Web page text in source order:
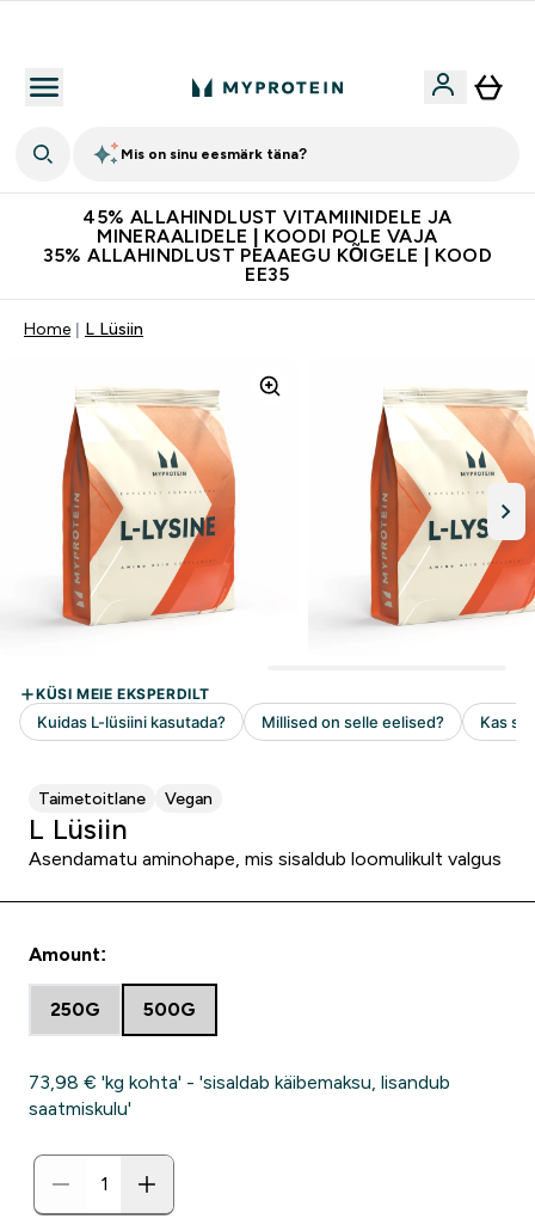
Mis on sinu eesmärk täna?
45% ALLAHINDLUST VITAMIINIDELE JA
MINERAALIDELE | KOODI POLE VAJA
35% ALLAHINDLUST PEAAEGU KÕIGELE | KOOD
EE35
Home L Lüsiin
Taimetoitlane Vegan
L Lüsiin
Asendamatu aminohape, mis sisaldub loomulikult valgus
Amount:
250G 500G
73,98 €‎ 'kg kohta' - 'sisaldab käibemaksu, lisandub
saatmiskulu'